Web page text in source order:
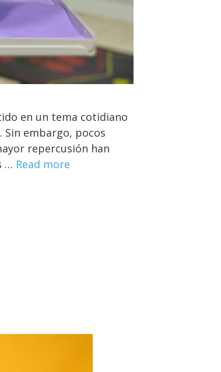
en un tema cotidiano
embargo, pocos
repercusión han
… Read more